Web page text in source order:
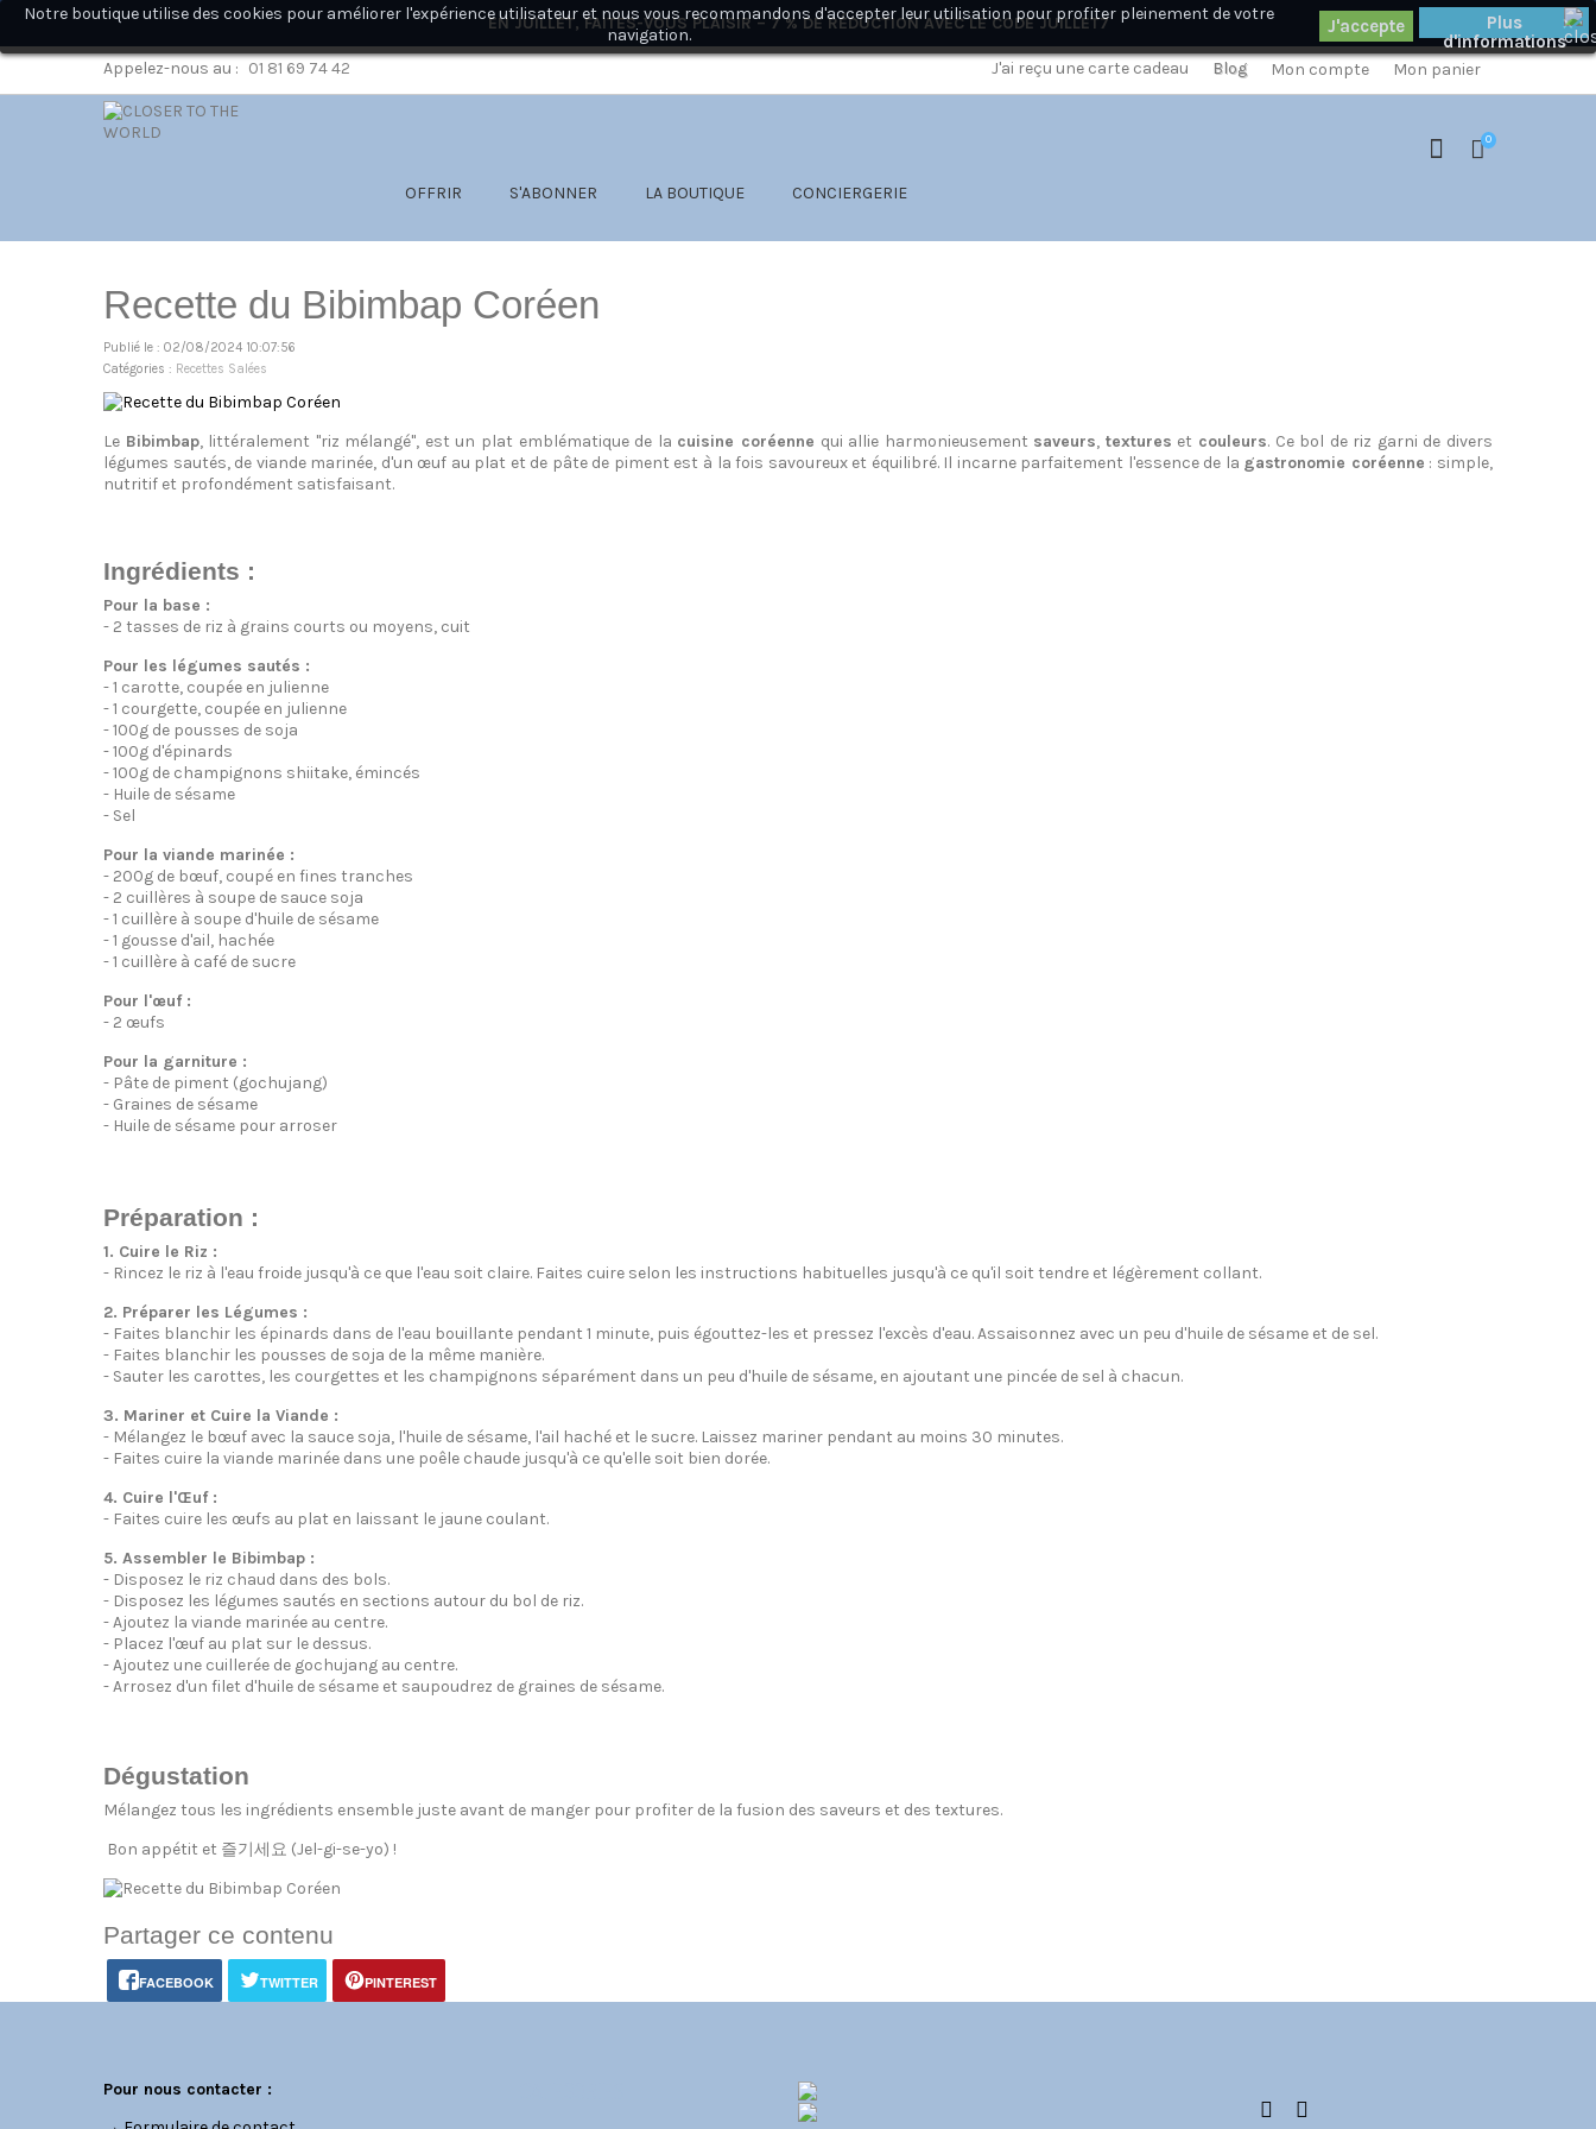
EN JUILLET, FAITES-VOUS PLAISIR – 7 % DE RÉDUCTION AVEC LE CODEJUILLET7 ×
Mon compte Mon panier
Appelez-nous au : 01 81 69 74 42 Blog
J'ai reçu une carte cadeau
0
OFFRIR S'ABONNER LA BOUTIQUE CONCIERGERIE
Notre boutique utilise des cookies pour améliorer l'expérience utilisateur et nous vous recommandons d'accepter leur utilisation pour profiter pleinement de votre
navigation.
Plus
d'informations
Recette du Bibimbap Coréen
Publié le : 02/08/2024 10:07:56
Catégories : Recettes Salées
Le Bibimbap, littéralement "riz mélangé", est un plat emblématique de la cuisine coréenne qui allie harmonieusement saveurs, textures et couleurs. Ce bol de riz garni de divers
légumes sautés, de viande marinée, d'un œuf au plat et de pâte de piment est à la fois savoureux et équilibré. Il incarne parfaitement l'essence de la gastronomie coréenne : simple,
nutritif et profondément satisfaisant.
Ingrédients :
Pour la base :
- 2 tasses de riz à grains courts ou moyens, cuit
Pour les légumes sautés :
- 1 carotte, coupée en julienne
- 1 courgette, coupée en julienne
- 100g de pousses de soja
- 100g d'épinards
- 100g de champignons shiitake, émincés
- Huile de sésame
- Sel
Pour la viande marinée :
- 200g de bœuf, coupé en fines tranches
- 2 cuillères à soupe de sauce soja
- 1 cuillère à soupe d'huile de sésame
- 1 gousse d'ail, hachée
- 1 cuillère à café de sucre
Pour l'œuf :
- 2 œufs
Pour la garniture :
- Pâte de piment (gochujang)
- Graines de sésame
- Huile de sésame pour arroser
Préparation :
1. Cuire le Riz :
- Rincez le riz à l'eau froide jusqu'à ce que l'eau soit claire. Faites cuire selon les instructions habituelles jusqu'à ce qu'il soit tendre et légèrement collant.
2. Préparer les Légumes :
- Faites blanchir les épinards dans de l'eau bouillante pendant 1 minute, puis égouttez-les et pressez l'excès d'eau. Assaisonnez avec un peu d'huile de sésame et de sel.
- Faites blanchir les pousses de soja de la même manière.
- Sauter les carottes, les courgettes et les champignons séparément dans un peu d'huile de sésame, en ajoutant une pincée de sel à chacun.
3. Mariner et Cuire la Viande :
- Mélangez le bœuf avec la sauce soja, l'huile de sésame, l'ail haché et le sucre. Laissez mariner pendant au moins 30 minutes.
- Faites cuire la viande marinée dans une poêle chaude jusqu'à ce qu'elle soit bien dorée.
4. Cuire l'Œuf :
- Faites cuire les œufs au plat en laissant le jaune coulant.
5. Assembler le Bibimbap :
- Disposez le riz chaud dans des bols.
- Disposez les légumes sautés en sections autour du bol de riz.
- Ajoutez la viande marinée au centre.
- Placez l'œuf au plat sur le dessus.
- Ajoutez une cuillerée de gochujang au centre.
- Arrosez d'un filet d'huile de sésame et saupoudrez de graines de sésame.
Dégustation
Mélangez tous les ingrédients ensemble juste avant de manger pour profiter de la fusion des saveurs et des textures.
Bon appétit et 즐기세요 (Jel-gi-se-yo) !
Partager ce contenu
FACEBOOK TWITTER PINTEREST
Pour nous contacter :